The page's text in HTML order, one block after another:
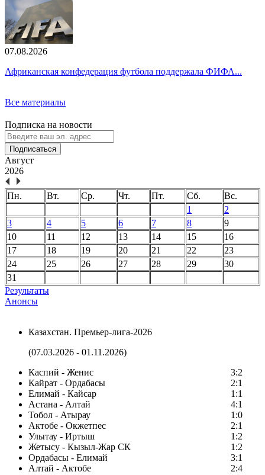
07.08.2026
Африканская конфедерация футбола поддержала ФИФА...
Все материалы
Подписка на новости
Подписаться
Август
2026
Пн. Вт. Ср. Чт. Пт. Сб.
Вс.
1
2
3
4 5 6 7 8
9
10
11 12 13 14 15
16
17
18 19 20 21 22
23
24
25 26 27 28 29
30
31
Результаты
Анонсы
Казахстан. Премьер-лига-2026
(07.03.2026 - 01.11.2026)
Каспий - Женис
3:2
Кайрат - Ордабасы
2:1
Елимай - Кайсар
1:1
Астана - Алтай
4:1
Тобол - Атырау
1:0
Актобе - Окжетпес
2:1
Улытау - Иртыш
1:2
Жетысу - Кызыл-Жар СК
1:2
Ордабасы - Елимай
3:1
Алтай - Актобе
2:4